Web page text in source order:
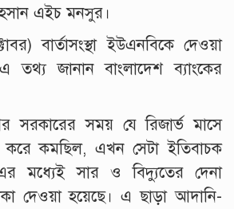
এইচ মনসুর।
বার্তাসংস্থা ইউএনবিকে দেওয়া
তথ্য জানান বাংলাদেশ ব্যাংকের
সরকারের সময় যে রিজার্ভ মাসে
কমছিল, এখন সেটা ইতিবাচক
মধ্যেই সার ও বিদ্যুতের দেনা
দেওয়া হয়েছে। এ ছাড়া আদানি-